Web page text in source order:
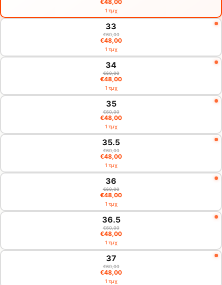
€48,00
1 τμχ
33
€60,00
€48,00
1 τμχ
34
€60,00
€48,00
1 τμχ
35
€60,00
€48,00
1 τμχ
35.5
€60,00
€48,00
1 τμχ
36
€60,00
€48,00
1 τμχ
36.5
€60,00
€48,00
1 τμχ
37
€60,00
€48,00
1 τμχ